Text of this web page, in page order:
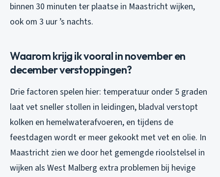
binnen 30 minuten ter plaatse in Maastricht wijken,
ook om 3 uur ’s nachts.
Waarom krijg ik vooral in november en
december verstoppingen?
Drie factoren spelen hier: temperatuur onder 5 graden
laat vet sneller stollen in leidingen, bladval verstopt
kolken en hemelwaterafvoeren, en tijdens de
feestdagen wordt er meer gekookt met vet en olie. In
Maastricht zien we door het gemengde rioolstelsel in
wijken als West Malberg extra problemen bij hevige